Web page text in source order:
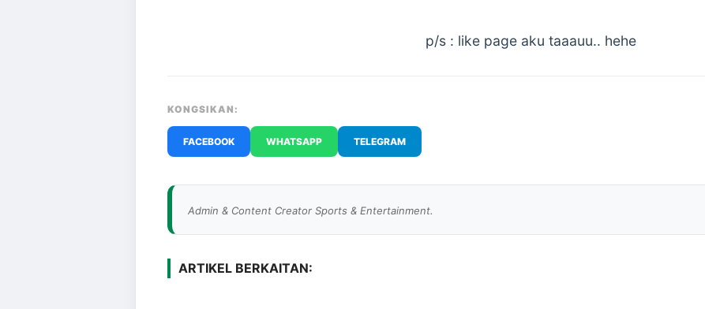
p/s : like page aku taaauu.. hehe
KONGSIKAN:
FACEBOOK WHATSAPP TELEGRAM
Admin & Content Creator Sports & Entertainment.
ARTIKEL BERKAITAN: